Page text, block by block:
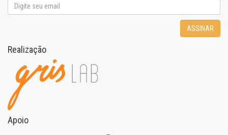
ASSINAR
Realização
Apoio